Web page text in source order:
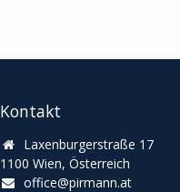
Kontakt
Laxenburgerstraße 17
1100 Wien, Österreich
office@pirmann.at